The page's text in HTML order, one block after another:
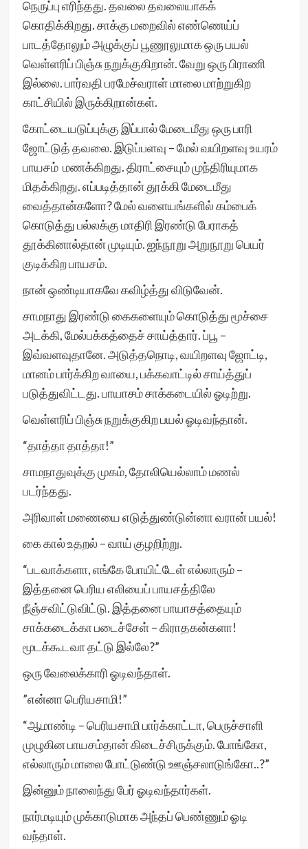
நெருப்பு எரிந்தது. தவலை தவலையாகக்
கொதிக்கிறது. சாக்கு மறைவில் எண்ணெய்ப்
பாடத்தோலும் அழுக்குப் பூணூலுமாக ஒரு பயல்
வெள்ளரிப் பிஞ்சு நறுக்குகிறான். வேறு ஒரு பிராணி
இல்லை. பார்வதி பரமேச்வராள் மாலை மாற்றுகிற
காட்சியில் இருக்கிறான்கள்.
கோட்டையடுப்புக்கு இப்பால் மேடைமீது ஒரு பாரி
ஜோட்டுத் தவலை. இடுப்பளவு – மேல் வயிறளவு உயரம்
பாயசம் மணக்கிறது. திராட்சையும் முந்திரியுமாக
மிதக்கிறது. எப்படித்தான் தூக்கி மேடைமீது
வைத்தான்களோ? மேல் வளையங்களில் கம்பைக்
கொடுத்து பல்லக்கு மாதிரி இரண்டு பேராகத்
தூக்கினால்தான் முடியும். ஐந்நூறு அறுநூறு பெயர்
குடிக்கிற பாயசம்.
நான் ஒண்டியாகவே கவிழ்த்து விடுவேன்.
சாமநாது இரண்டு கைகளையும் கொடுத்து மூச்சை
அடக்கி, மேல்பக்கத்தைச் சாய்த்தார். ப்பூ –
இவ்வளவுதானே. அடுத்தநொடி, வயிறளவு ஜோட்டி,
மானம் பார்க்கிற வாயை, பக்கவாட்டில் சாய்த்துப்
படுத்துவிட்டது. பாயாசம் சாக்கடையில் ஓடிற்று.
வெள்ளரிப் பிஞ்சு நறுக்குகிற பயல் ஓடிவந்தான்.
“தாத்தா தாத்தா!”
சாமநாதுவுக்கு முகம், தோலியெல்லாம் மணல்
படர்ந்தது.
அரிவாள் மணையை எடுத்துண்டுன்னா வரான் பயல்!
கை கால் உதறல் – வாய் குழறிற்று.
“படவாக்களா, எங்கே போயிட்டேள் எல்லாரும் –
இத்தனை பெரிய எலியைப் பாயசத்திலே
நீஞ்சவிட்டுவிட்டு. இத்தனை பாயாசத்தையும்
சாக்கடைக்கா படைச்சேள் – கிராதகன்களா!
மூடக்கூடவா தட்டு இல்லே?”
ஒரு வேலைக்காரி ஓடிவந்தாள்.
”என்னா பெரியசாமி!”
“ஆமாண்டி – பெரியசாமி பார்க்காட்டா, பெருச்சாளி
முழுகின பாயசம்தான் கிடைச்சிருக்கும். போங்கோ,
எல்லாரும் மாலை போட்டுண்டு ஊஞ்சலாடுங்கோ..?”
இன்னும் நாலைந்து பேர் ஓடிவந்தார்கள்.
நார்மடியும் முக்காடுமாக அந்தப் பெண்ணும் ஓடி
வந்தாள்.